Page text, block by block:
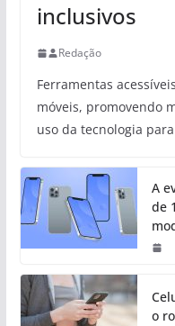
inclusivos
Redação
Ferramentas
móveis, promovendo
uso da tecnologia
A
de
o